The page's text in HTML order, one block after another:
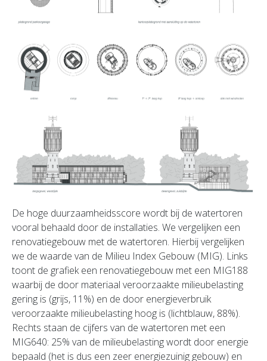
De hoge duurzaamheidsscore wordt bij de watertoren
vooral behaald door de installaties. We vergelijken een
renovatiegebouw met de watertoren. Hierbij vergelijken
we de waarde van de Milieu Index Gebouw (MIG). Links
toont de grafiek een renovatiegebouw met een MIG188
waarbij de door materiaal veroorzaakte milieubelasting
gering is (grijs, 11%) en de door energieverbruik
veroorzaakte milieubelasting hoog is (lichtblauw, 88%).
Rechts staan de cijfers van de watertoren met een
MIG640: 25% van de milieubelasting wordt door energie
bepaald (het is dus een zeer energiezuinig gebouw) en